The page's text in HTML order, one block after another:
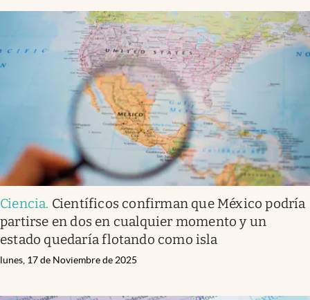
Ciencia. Científicos confirman que México podría
partirse en dos en cualquier momento y un
estado quedaría flotando como isla
lunes, 17 de Noviembre de 2025